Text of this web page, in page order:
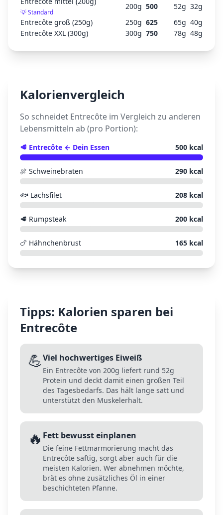
💡Standard
200g 500 52g 32g
Entrecôte groß (250g)
250g 625 65g 40g
Entrecôte XXL (300g)
300g 750 78g 48g
Kalorienvergleich
So schneidet Entrecôte im Vergleich zu anderen
Lebensmitteln ab (pro Portion):
🥩 Entrecôte ← Dein Essen 500 kcal
🍖 Schweinebraten 290 kcal
🐟 Lachsfilet 208 kcal
🥩 Rumpsteak 200 kcal
🍗 Hähnchenbrust 165 kcal
Tipps: Kalorien sparen bei
Entrecôte
💪Viel hochwertiges Eiweiß
Ein Entrecôte von 200g liefert rund 52g
Protein und deckt damit einen großen Teil
des Tagesbedarfs. Das hält lange satt und
unterstützt den Muskelerhalt.
🔥 Fett bewusst einplanen
Die feine Fettmarmorierung macht das
Entrecôte saftig, sorgt aber auch für die
meisten Kalorien. Wer abnehmen möchte,
brät es ohne zusätzliches Öl in einer
beschichteten Pfanne.